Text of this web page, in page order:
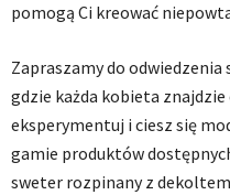
pomogą Ci kreować
Zapraszamy do
gdzie każda kobieta znajdzie
eksperymentuj i ciesz się
gamie produktów
sweter rozpinany z